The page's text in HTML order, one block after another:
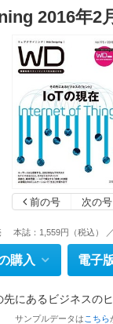
2016年2
前の号 次の号
本誌：1,559円（税込）
購入 電子
にあるビジネスのヒ
サンプルデータは こちら